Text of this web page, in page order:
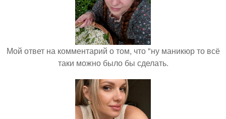
Мой ответ на комментарий о том, что "ну маникюр то всё
таки можно было бы сделать.